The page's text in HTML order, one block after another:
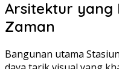
Arsitektur yang
Zaman
Bangunan utama